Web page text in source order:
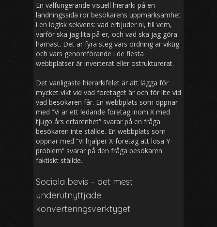
En välfungerande visuell hierarki på en
landningssida rör besökarens uppmärksamhet
i en logisk sekvens: vad erbjuder ni, till vem,
varför ska jag lita på er, och vad ska jag göra
härnäst. Det är fyra steg vars ordning är viktig
och vars genomförande i de flesta
webbplatser är inverterat eller ostrukturerat.
Det vanligaste hierarkifelet är att lägga för
mycket vikt vid vad företaget är och för lite vid
vad besökaren får. En webbplats som öppnar
med ”Vi är ett ledande företag inom X med
tjugo års erfarenhet” svarar på en fråga
besökaren inte ställde. En webbplats som
öppnar med ”Vi hjälper X-företag att lösa Y-
problem” svarar på den fråga besökaren
faktiskt ställde.
Sociala bevis – det mest
underutnyttjade
konverteringsverktyget